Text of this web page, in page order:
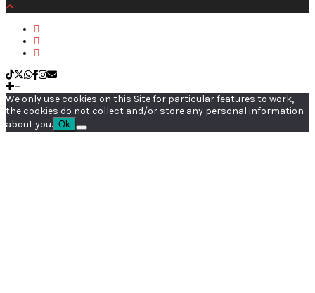
We only use cookies on this Site for particular features to work,
the cookies do not collect and/or store any personal information
about you. Ok